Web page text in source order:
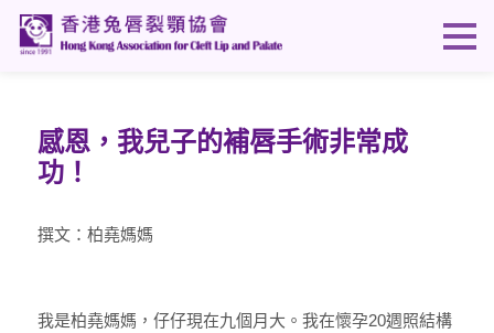
感恩，我兒子的補唇手術非常成
功！
撰文：柏堯媽媽
我是柏堯媽媽，仔仔現在九個月大。我在懷孕20週照結構